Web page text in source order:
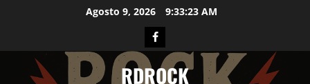
Agosto 9, 2026 9:33:24 AM
Facebook
RDROCK